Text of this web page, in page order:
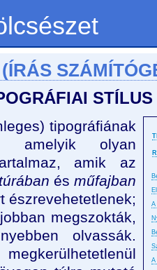
STÍLUS
A
A
tipográfiának
amelyik olyan
amik az
és műfajban
észrevehetetlenek;
megszokták,
olvassák.